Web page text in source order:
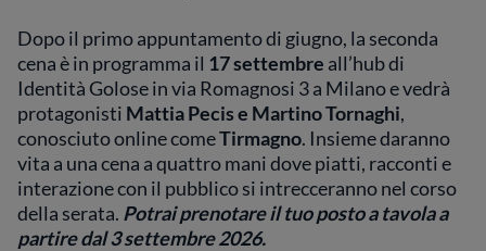
Dopo il primo appuntamento di giugno, la seconda
cena è in programma il 17 settembre all’hub di
Identità Golose in via Romagnosi 3 a Milano e vedrà
protagonisti Mattia Pecis e Martino Tornaghi,
conosciuto online comeTirmagno. Insieme daranno
vita a una cena a quattro mani dove piatti, racconti e
interazione con il pubblico si intrecceranno nel corso
della serata. Potrai prenotare il tuo posto a tavola a
partire dal 3 settembre 2026.